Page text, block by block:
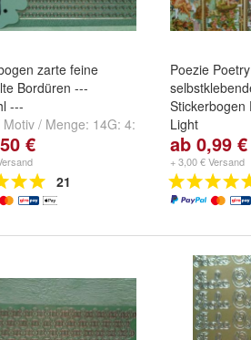
zarte feine
Bordüren ---
---
/ Menge: 14G: 4:
grün-gold
lila-gold
€
21
Poezie
Stickerbogen
Light
Motiv und
-2- Kinder,-
weitere ...
ab 0,99 €
+ 3,00 € Versand